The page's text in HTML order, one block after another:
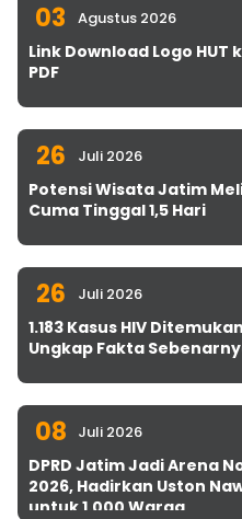
03 Agustus 2026
Link Download Logo HUT
PDF
26 Juli 2026
Potensi Wisata Jatim
Cuma Tinggal 1,5 Hari
26 Juli 2026
1.183 Kasus HIV
Ungkap Fakta
08 Juli 2026
DPRD Jatim Jadi Arena
2026, Hadirkan Uston
untuk 1.000 Warga